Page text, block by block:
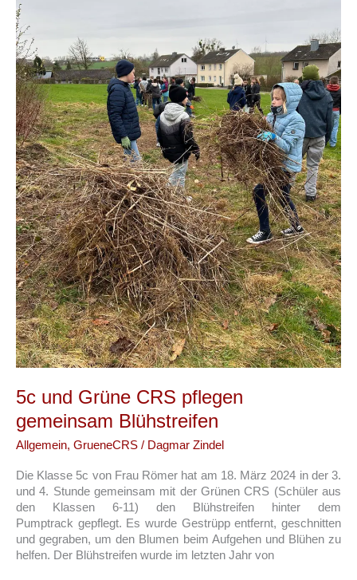
5c und Grüne CRS pflegen
gemeinsam Blühstreifen
Allgemein, GrueneCRS / Dagmar Zindel
Die Klasse 5c von Frau Römer hat am 18. März 2024 in der 3.
und 4. Stunde gemeinsam mit der Grünen CRS (Schüler aus
den Klassen 6-11) den Blühstreifen hinter dem
Pumptrack gepflegt. Es wurde Gestrüpp entfernt, geschnitten
und gegraben, um den Blumen beim Aufgehen und Blühen zu
helfen. Der Blühstreifen wurde im letzten Jahr von